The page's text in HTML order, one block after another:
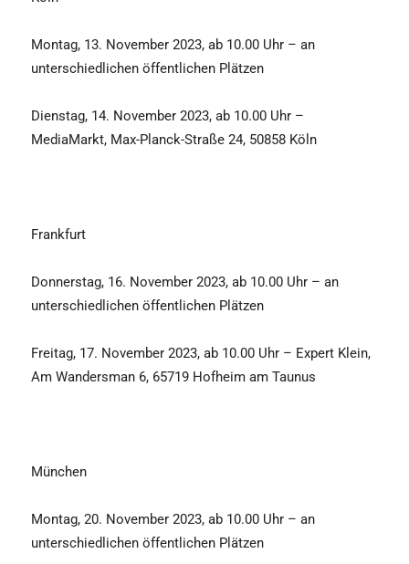
Montag, 13. November 2023, ab 10.00 Uhr – an
unterschiedlichen öffentlichen Plätzen
Dienstag, 14. November 2023, ab 10.00 Uhr –
MediaMarkt, Max-Planck-Straße 24, 50858 Köln
Frankfurt
Donnerstag, 16. November 2023, ab 10.00 Uhr – an
unterschiedlichen öffentlichen Plätzen
Freitag, 17. November 2023, ab 10.00 Uhr – Expert Klein,
Am Wandersman 6, 65719 Hofheim am Taunus
München
Montag, 20. November 2023, ab 10.00 Uhr – an
unterschiedlichen öffentlichen Plätzen